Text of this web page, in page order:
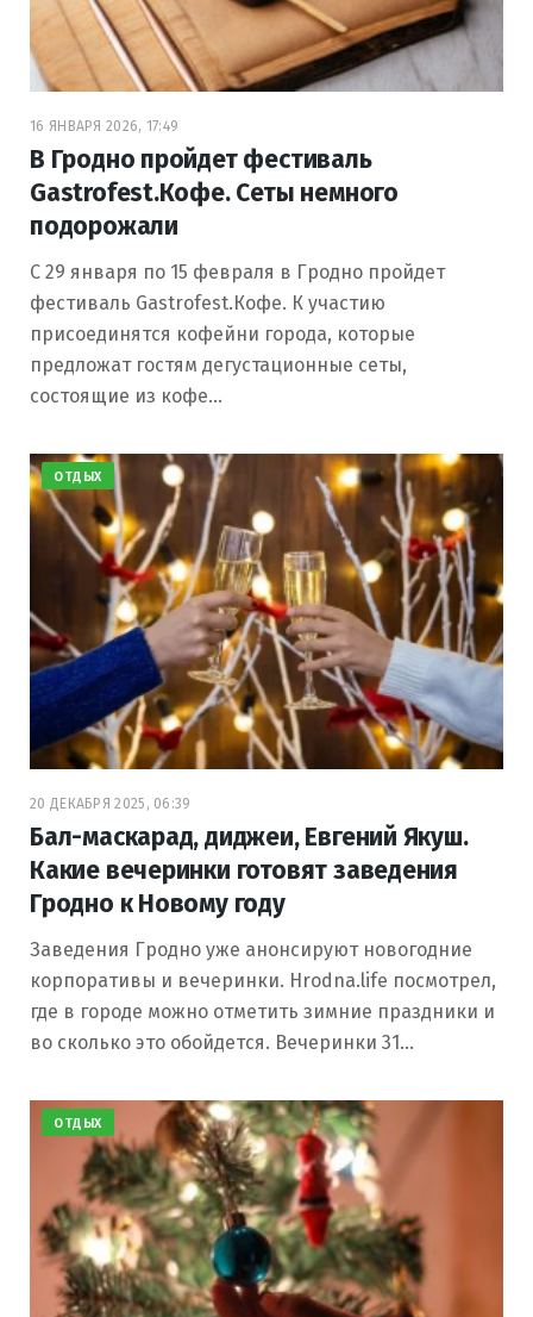
16 ЯНВАРЯ 2026, 17:49
В Гродно пройдет фестиваль
Gastrofest.Кофе. Сеты немного
подорожали
С 29 января по 15 февраля в Гродно пройдет
фестиваль Gastrofest.Кофе. К участию
присоединятся кофейни города, которые
предложат гостям дегустационные сеты,
состоящие из кофе…
ОТДЫХ
20 ДЕКАБРЯ 2025, 06:39
Бал-маскарад, диджеи, Евгений Якуш.
Какие вечеринки готовят заведения
Гродно к Новому году
Заведения Гродно уже анонсируют новогодние
корпоративы и вечеринки. Hrodna.life посмотрел,
где в городе можно отметить зимние праздники и
во сколько это обойдется. Вечеринки 31…
ОТДЫХ